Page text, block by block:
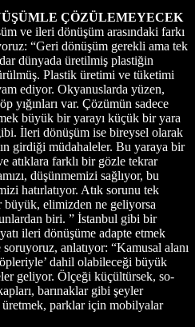
ÇÖZÜLEMEYECEK
ve ileri dönüşüm arasındaki farkı
“Geri dönüşüm gerekli ama tek
dünyada üretilmiş plastiğin
Plastik üretimi ve tüketimi
ediyor. Okyanuslarda yüzen,
yığınları var. Çözümün sadece
büyük bir yarayı küçük bir yara
İleri dönüşüm ise bireysel olarak
girdiği müdahaleler. Bu yaraya bir
atıklara farklı bir gözle tekrar
düşünmemizi sağlıyor, bu
hatırlatıyor. Atık sorunu tek
büyük, elimizden ne geliyorsa
biri. ” İstanbul gibi bir
ileri dönüşüme adapte etmek
anlatıyor: “Kamusal alanı
dahil olabileceği büyük
geliyor. Ölçeği küçültürsek, so-
barınaklar gibi şeyler
parklar için mobilyalar